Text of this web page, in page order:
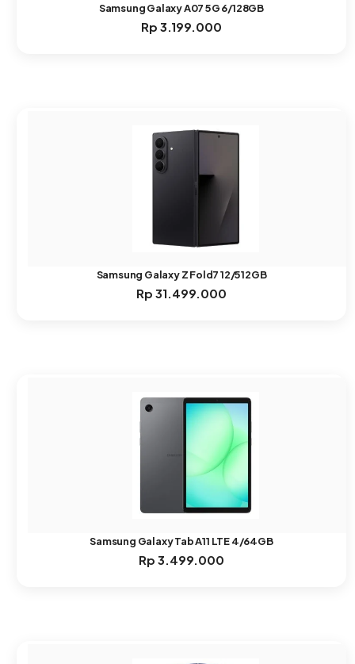
Samsung Galaxy A07 5G 6/128GB
Rp 3.199.000
Samsung Galaxy Z Fold7 12/512GB
Rp 31.499.000
Samsung Galaxy Tab A11 LTE 4/64GB
Rp 3.499.000